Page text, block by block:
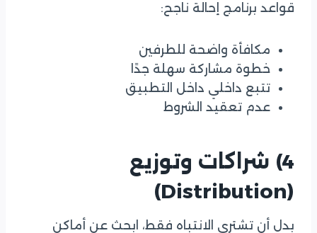
قواعد برنامج إحالة ناجح:
مكافأة واضحة للطرفين
خطوة مشاركة سهلة جدًا
تتبع داخلي داخل التطبيق
عدم تعقيد الشروط
4) شراكات وتوزيع
(Distribution)
بدل أن تشتري الانتباه فقط، ابحث عن أماكن